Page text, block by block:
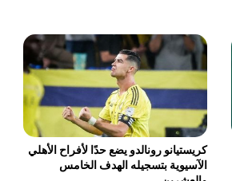
كريستيانو رونالدو يضع حدًا لأفراح الأهلي
الآسيوية بتسجيله الهدف الخامس